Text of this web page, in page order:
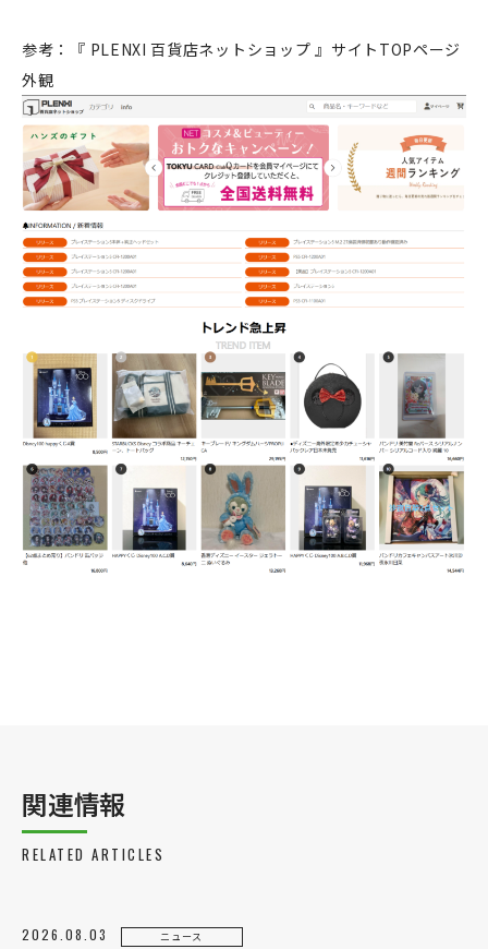
参考：『 PLENXI 百貨店ネットショップ 』サイトTOPページ
外観
関連情報
RELATED ARTICLES
2026.08.03 ニュース